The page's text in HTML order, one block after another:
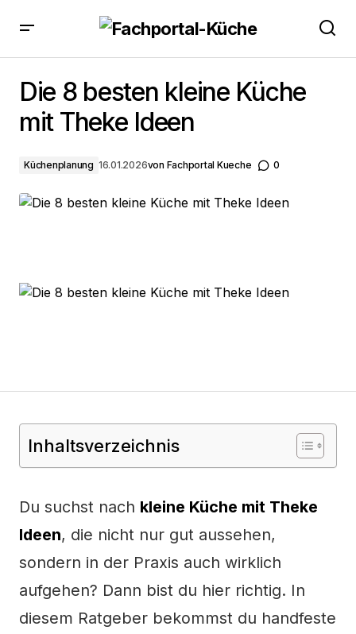
Die 8 besten kleine Küche
mit Theke Ideen
Küchenplanung 16.01.2026von Fachportal Kueche 0
Inhaltsverzeichnis
Du suchst nach kleine Küche mit Theke
Ideen, die nicht nur gut aussehen,
sondern in der Praxis auch wirklich
aufgehen? Dann bist du hier richtig. In
diesem Ratgeber bekommst du handfeste